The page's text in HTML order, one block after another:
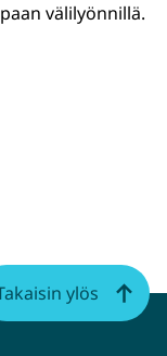
välilyönnillä.
ylös